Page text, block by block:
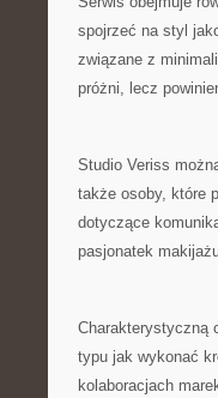
spojrzeć na styl
związane z
próżni, lecz
Studio Veriss
także osoby, które
dotyczące
pasjonatek
Charakterystyczną
typu jak wykonać
kolaboracjach